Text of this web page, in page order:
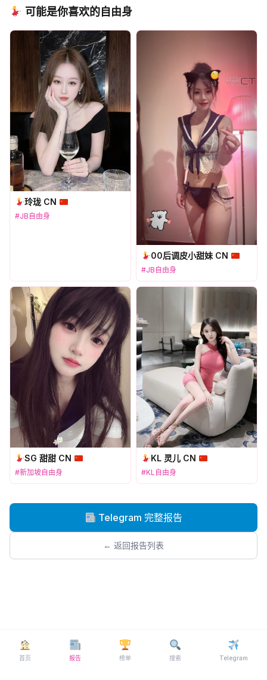
可能是你喜欢的自由身
玲珑 CN
#JB自由身
00后调皮小甜妹 CN
#JB自由身
SG 甜甜 CN
#新加坡自由身
KL 灵儿 CN
#KL自由身
Telegram 完整报告
← 返回报告列表
首页 报告 榜单 搜索 Telegram